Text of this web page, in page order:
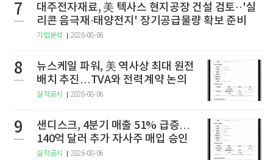
7
대주전자재료, 美 텍사스 현지공장 건설 검토··'실
리콘 음극재·태양전지' 장기공급물량 확보 준비
기업분석 2026-08-06
8
뉴스케일 파워, 美 역사상 최대 원전
배치 추진…TVA와 전력계약 논의
실적공시 2026-08-06
9
샌디스크, 4분기 매출 51% 급증…
140억 달러 추가 자사주 매입 승인
실적공시 2026-08-06